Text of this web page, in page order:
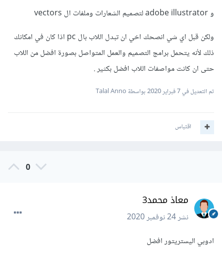
و adobe illustrator لتصميم الشعارات وملفات ال vectors
ولكن قبل اي شي انصحك اخي ان تبدل اللاب بال pc اذا كان في امكانك
ذلك لأنه يتحمل برامج التصميم والعمل المتواصل بصورة افضل من اللاب
حتى ان كانت مواصفات اللاب افضل بكثير .
تم التعديل في7 فبراير 2020 بواسطة Talal Anno
اقتباس
0
معاذ محمد3
نشر24 نوفمبر 2020
ادوبي اليستريتور افضل